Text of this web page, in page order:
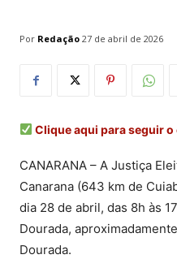
Por Redação 27 de abril de 2026
Clique aqui para seguir
CANARANA – A Justiça
Canarana (643 km de
dia 28 de abril, das 8h às
Dourada,
Dourada.